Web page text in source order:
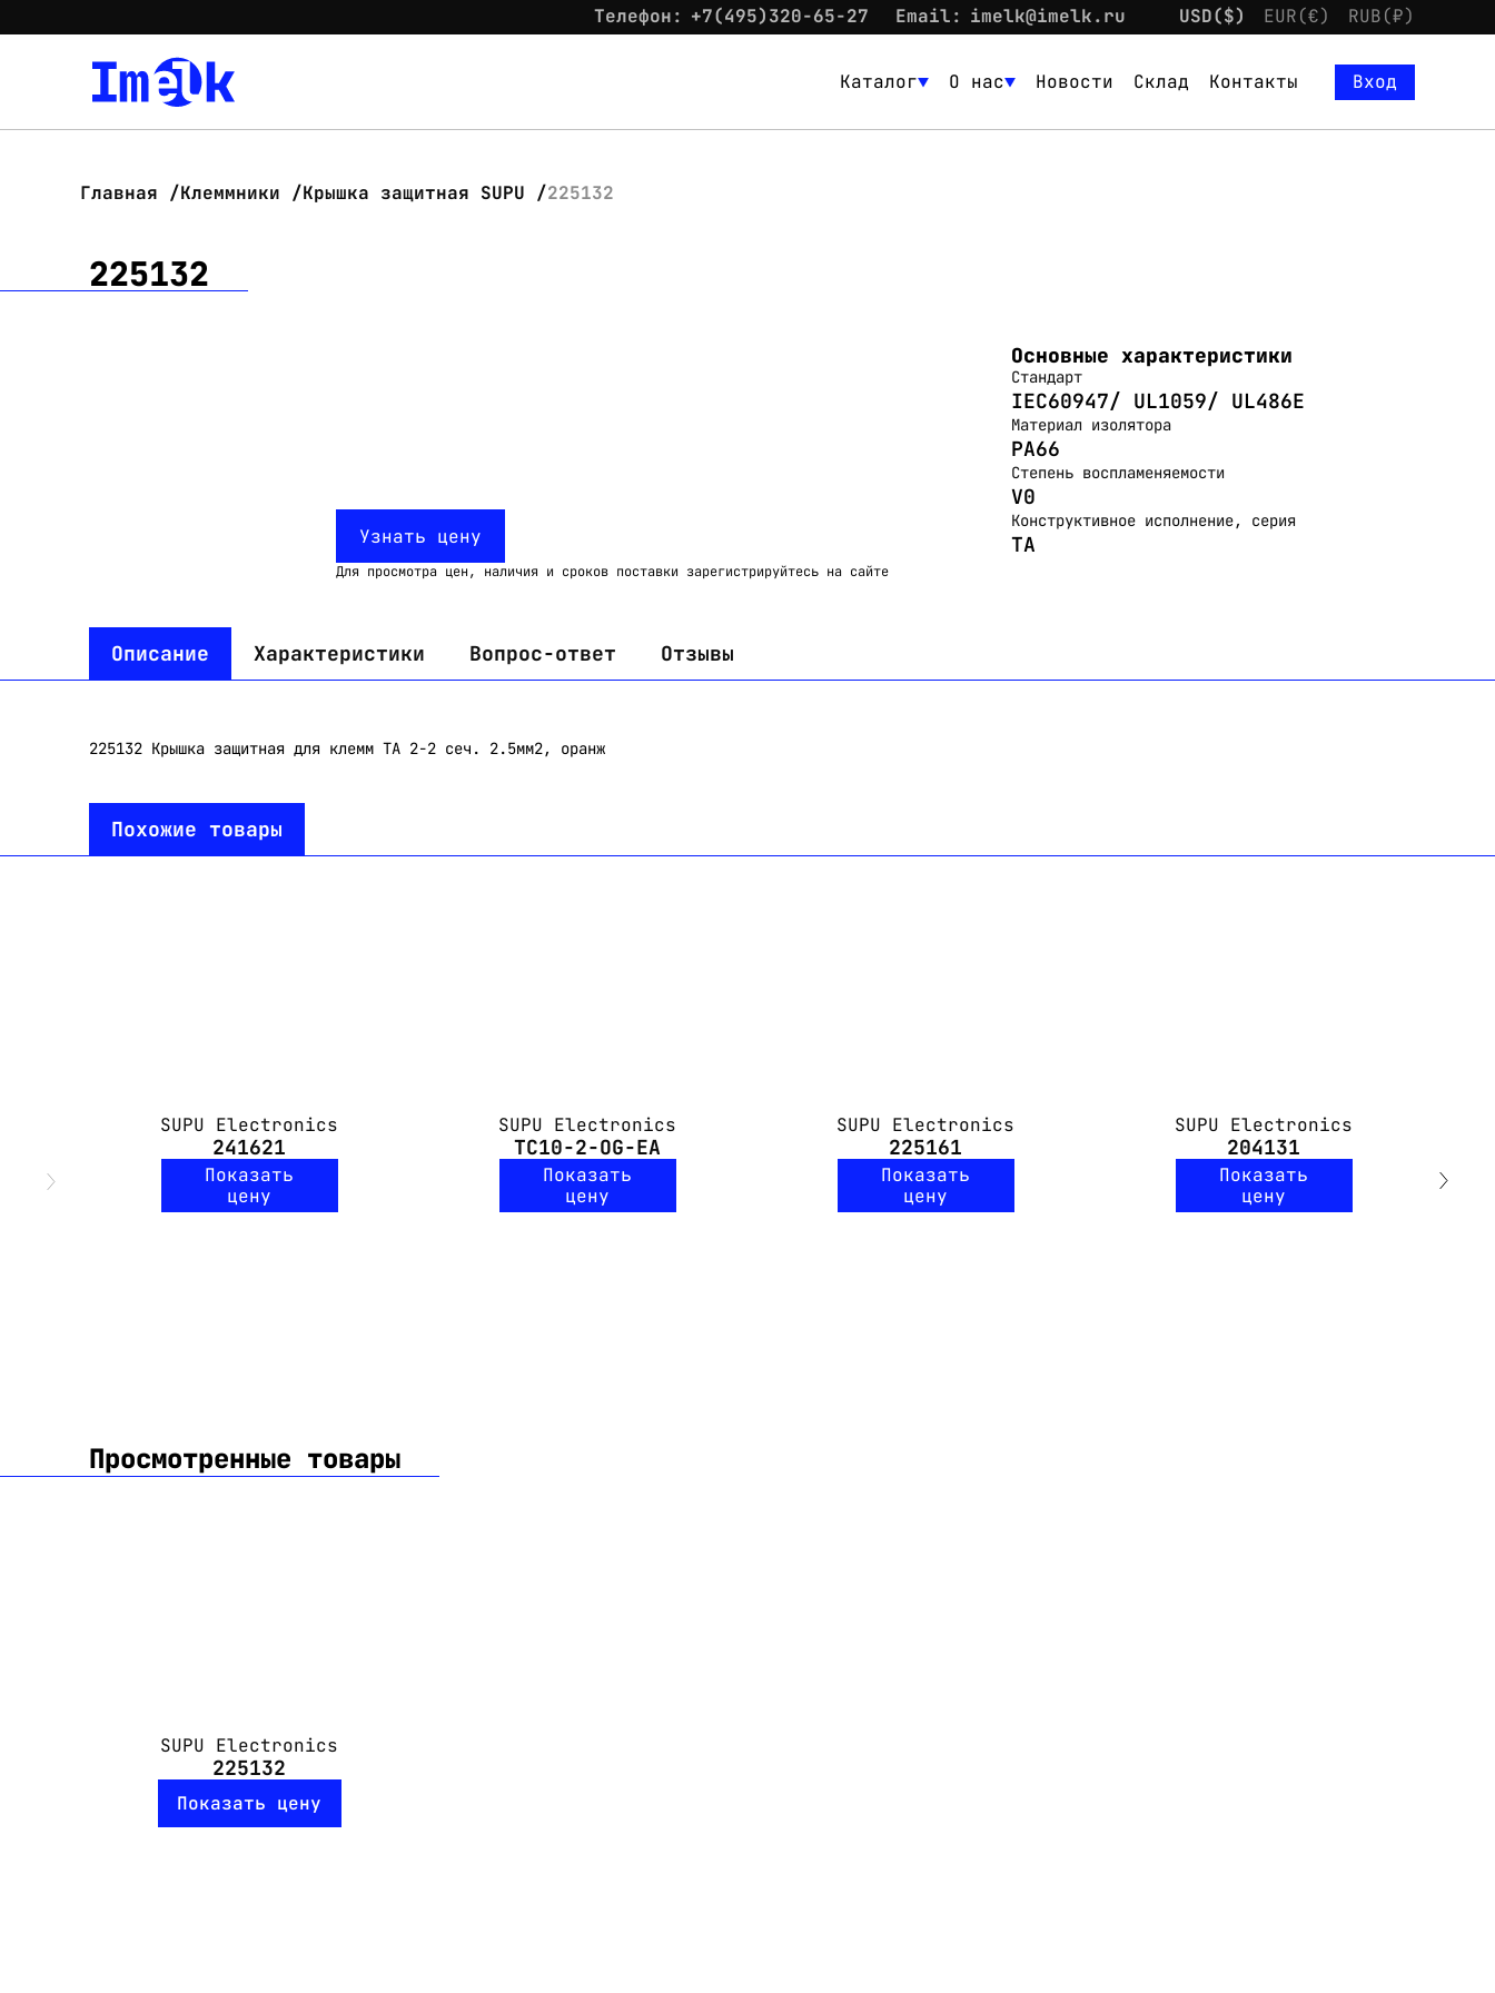
Телефон: +7(495)320-65-27 Email: imelk@imelk.ru USD($) EUR(€) RUB(₽)
Каталог О нас Новости Склад Контакты
Вход
USD($) EUR(€) RUB(₽)
Главная Клеммники Крышка защитная SUPU 225132
225132
Узнать цену
Для просмотра цен, наличия и сроков поставки зарегистрируйтесь на сайте
Основные характеристики
Стандарт
IEC60947/ UL1059/ UL486E
Материал изолятора
PA66
Степень воспламеняемости
V0
Конструктивное исполнение, серия
TA
Описание Характеристики Вопрос-ответ Отзывы
225132 Крышка защитная для клемм ТА 2-2 сеч. 2.5мм2, оранж
Похожие товары
SUPU Electronics
241621
Показать
цену
SUPU Electronics
TC10-2-OG-EA
Показать
цену
SUPU Electronics
225161
Показать
цену
SUPU Electronics
204131
Показать
цену
Просмотренные товары
SUPU Electronics
225132
Показать цену